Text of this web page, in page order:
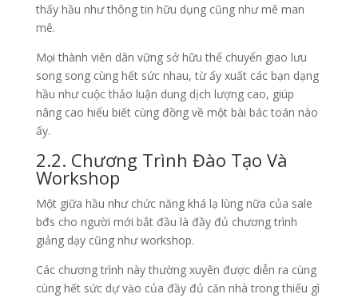
thấy hầu như thông tin hữu dụng cũng như mê man
mê.
Mọi thành viên dân vững sở hữu thể chuyển giao lưu
song song cùng hết sức nhau, từ ấy xuất các bạn dạng
hầu như cuộc thảo luận dung dịch lượng cao, giúp
nâng cao hiểu biết cùng đồng về một bài bác toán nào
ấy.
2.2. Chương Trình Đào Tạo Và
Workshop
Một giữa hầu như chức năng khá lạ lùng nữa của sale
bđs cho người mới bắt đầu là đầy đủ chương trình
giảng dạy cũng như workshop.
Các chương trình này thường xuyên được diễn ra cùng
cùng hết sức dự vào của đầy đủ căn nhà trong thiếu gì